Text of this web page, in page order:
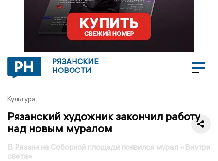
РЯЗАНСКИЕ
НОВОСТИ
Культура
Рязанский художник закончил работу
над новым муралом
В Рязани на Соборной площади появился мурал «Внутри
света»